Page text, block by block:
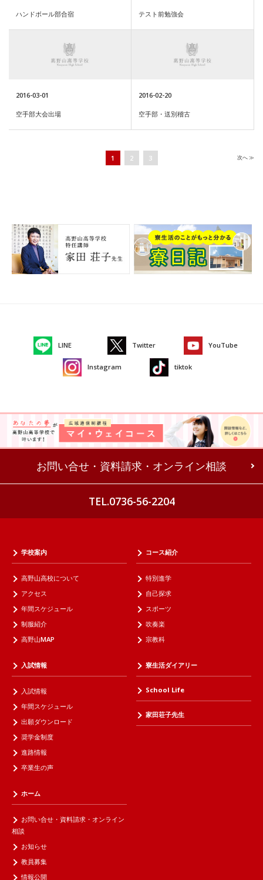
ハンドボール部合宿 テスト前勉強会
2016-03-01
空手部大会出場
2016-02-20
空手部・送別稽古
1 2 3 次へ ≫
LINE Twitter YouTube
Instagram tiktok
お問い合せ・資料請求・オンライン相談
TEL.0736-56-2204
学校案内
高野山高校について
アクセス
年間スケジュール
制服紹介
高野山MAP
コース紹介
特別進学
自己探求
スポーツ
吹奏楽
宗教科
入試情報
入試情報
年間スケジュール
出願ダウンロード
奨学金制度
進路情報
卒業生の声
寮生活ダイアリー
School Life
家田荘子先生
ホーム
お問い合せ・資料請求・オンライン
相談
お知らせ
教員募集
情報公開